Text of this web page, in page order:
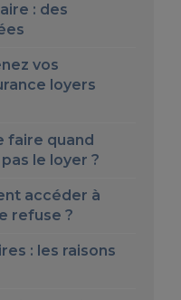
: des
vos
loyers
faire quand
le loyer ?
accéder à
refuse ?
: les raisons